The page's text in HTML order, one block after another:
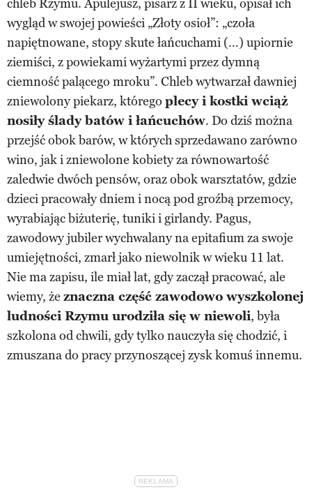
chleb Rzymu. Apulejusz, pisarz z II wieku, opisał ich
wygląd w swojej powieści „Złoty osioł”: „czoła
napiętnowane, stopy skute łańcuchami (…) upiornie
ziemiści, z powiekami wyżartymi przez dymną
ciemność palącego mroku”. Chleb wytwarzał dawniej
zniewolony piekarz, którego plecy i kostki wciąż
nosiły ślady batów i łańcuchów. Do dziś można
przejść obok barów, w których sprzedawano zarówno
wino, jak i zniewolone kobiety za równowartość
zaledwie dwóch pensów, oraz obok warsztatów, gdzie
dzieci pracowały dniem i nocą pod groźbą przemocy,
wyrabiając biżuterię, tuniki i girlandy. Pagus,
zawodowy jubiler wychwalany na epitafium za swoje
umiejętności, zmarł jako niewolnik w wieku 11 lat.
Nie ma zapisu, ile miał lat, gdy zaczął pracować, ale
wiemy, że znaczna część zawodowo wyszkolonej
ludności Rzymu urodziła się w niewoli, była
szkolona od chwili, gdy tylko nauczyła się chodzić, i
zmuszana do pracy przynoszącej zysk komuś innemu.